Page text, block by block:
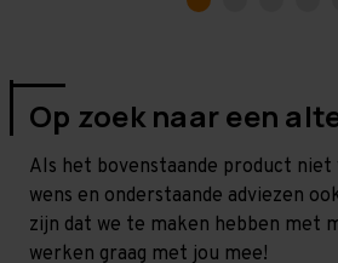
Op zoek naar een
Als het bovenstaande product niet
wens en onderstaande adviezen
zijn dat we te maken hebben met
werken graag met jou mee!